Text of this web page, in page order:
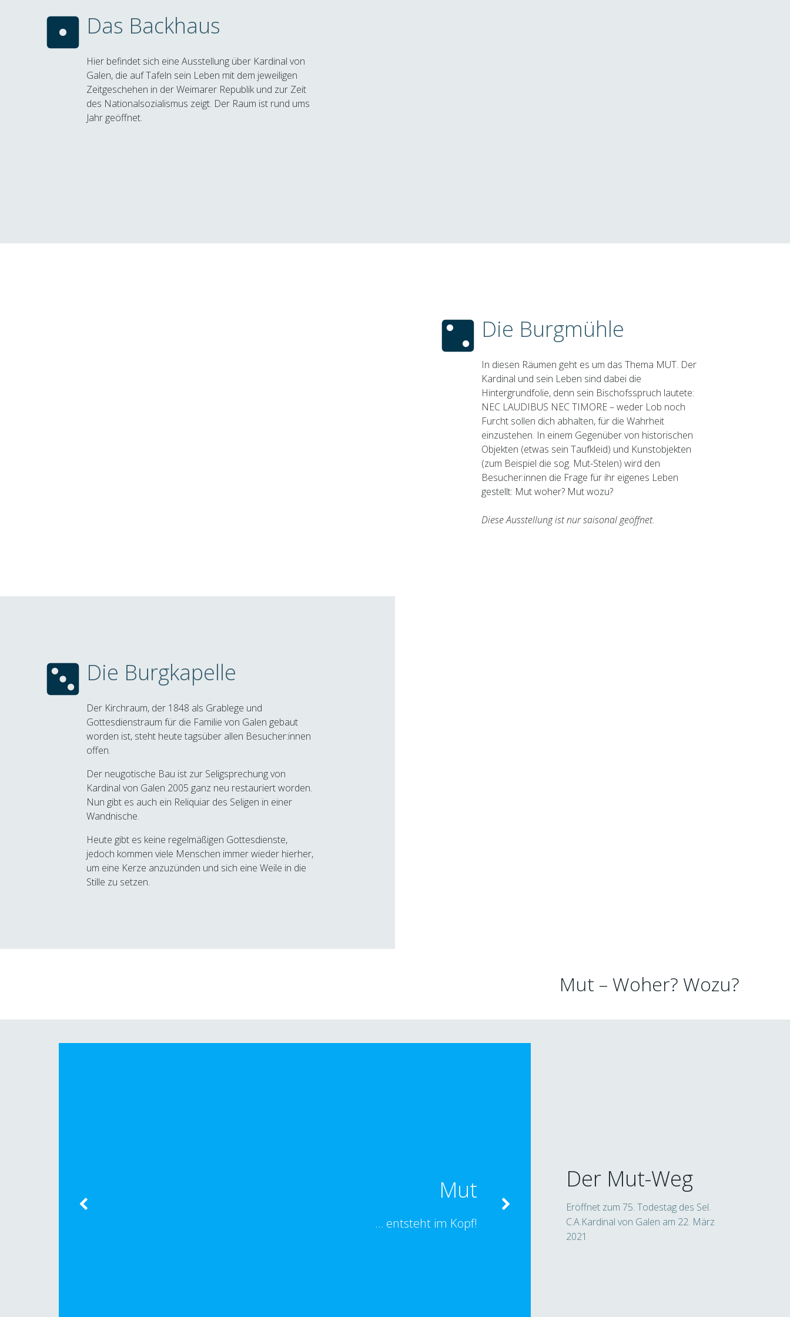
Das Backhaus
Hier befindet sich eine Ausstellung über Kardinal von
Galen, die auf Tafeln sein Leben mit dem jeweiligen
Zeitgeschehen in der Weimarer Republik und zur Zeit
des Nationalsozialismus zeigt. Der Raum ist rund ums
Jahr geöffnet.
Die Burgmühle
In diesen Räumen geht es um das Thema MUT. Der
Kardinal und sein Leben sind dabei die
Hintergrundfolie, denn sein Bischofsspruch lautete:
NEC LAUDIBUS NEC TIMORE – weder Lob noch
Furcht sollen dich abhalten, für die Wahrheit
einzustehen. In einem Gegenüber von historischen
Objekten (etwas sein Taufkleid) und Kunstobjekten
(zum Beispiel die sog. Mut-Stelen) wird den
Besucher:innen die Frage für ihr eigenes Leben
gestellt: Mut woher? Mut wozu?
Diese Ausstellung ist nur saisonal geöffnet.
Die Burgkapelle
Der Kirchraum, der 1848 als Grablege und
Gottesdienstraum für die Familie von Galen gebaut
worden ist, steht heute tagsüber allen Besucher:innen
offen.
Der neugotische Bau ist zur Seligsprechung von
Kardinal von Galen 2005 ganz neu restauriert worden.
Nun gibt es auch ein Reliquiar des Seligen in einer
Wandnische.
Heute gibt es keine regelmäßigen Gottesdienste,
jedoch kommen viele Menschen immer wieder hierher,
um eine Kerze anzuzünden und sich eine Weile in die
Stille zu setzen.
Mut – Woher? Wozu?
Mut
… entsteht im Kopf!
Der Mut-Weg
Eröffnet zum 75. Todestag des Sel.
C.A.Kardinal von Galen am 22. März
2021